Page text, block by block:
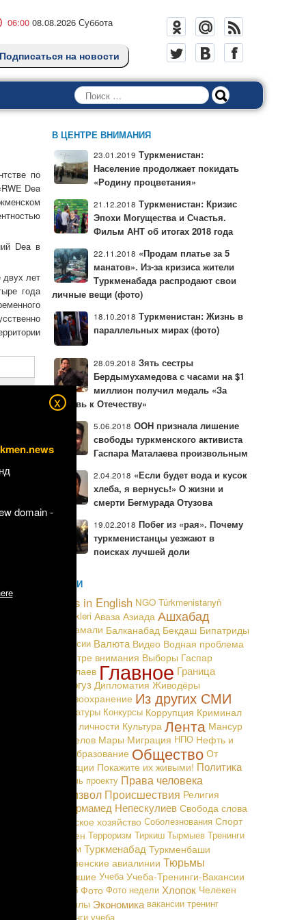
06:00 08.08.2026 Суббота
Подписаться на новости
Поиск
по
Dea
Dea в
двух лет
года
для
Один
года в
выходе
на
как
В ЦЕНТРЕ ВНИМАНИЯ
23.01.2019 Туркменистан:
Население продолжает покидать
«Родину процветания»
21.12.2018 Туркменистан: Кризис
Эпохи Могущества и Счастья.
Фильм АНТ об итогах 2018 года
22.11.2018 «Продам платье за 5
манатов». Из-за кризиса жители
Туркменабада распродают свои
личные вещи (фото)
18.10.2018 Туркменистан: Жизнь в
параллельных мирах (фото)
28.09.2018 Зять сестры
Бердымухамедова с часами на $1
миллион получил медаль «За
любовь к Отечеству»
5.06.2018 ООН признала лишение
свободы туркменского активиста
Гаспара Маталаева произвольным
2.04.2018 «Если будет вода и кусок
хлеба, я вернусь!» О жизни и
смерти Бегмурада Отузова
19.02.2018 Побег из «рая». Почему
туркменистанцы уезжают в
поисках лучшей доли
МЕТКИ
News in English NGO Türkmenistanyň
Täzelikleri Аваза Азиада Ашхабад
Байрамали Балканабад Бекдаш Бипатриды
Вакансии Валюта Видео Водная проблема
В центре внимания Выборы Гаспар
Маталаев Главное Граница
Дашогуз Дипломатия Живодёры
Здравоохранение Из других СМИ
Карикатуры Конкурсы Коррупция Криминал
Культ личности Культура Лента Мансур
Мингелов Мары Миграция НПО Нефть и
Образование Общество От
редакции Покажите их живыми! Политика
Помочь проекту Права человека
Произвол Происшествия Религия
Сапармамед Непескулиев Свобода слова
Сельское хозяйство Соболезнования Спорт
Теджен Терроризм Тиркиш Тырмыев Тренинги
Туризм Туркменабад Туркменбаши
Туркменские авиалинии Тюрьмы
Уехавшие Учеба Учеба-Тренинги-Вакансии
Фараб Фото Фото недели Хлопок Челекен
Чоганлы Экономика вакансии тренинг
тренинги учеба
x
domain -